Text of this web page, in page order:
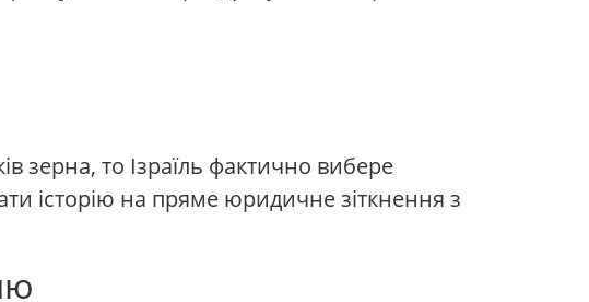
зерна, то Ізраїль фактично вибере
історію на пряме юридичне зіткнення з